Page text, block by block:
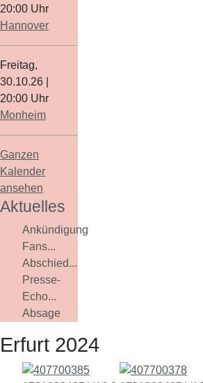
20:00 Uhr
Hannover
Freitag,
30.10.26
20:00 Uhr
Monheim
Ganzen
Kalender
ansehen
Aktuelles
Ankündigung
Fans...
Abschied...
Presse-
Echo...
Absage
Erfurt 2024